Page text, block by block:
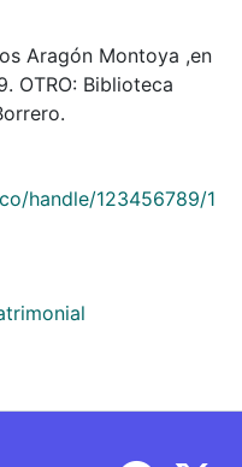
Aragón Montoya ,en
OTRO: Biblioteca
handle/123456789/1